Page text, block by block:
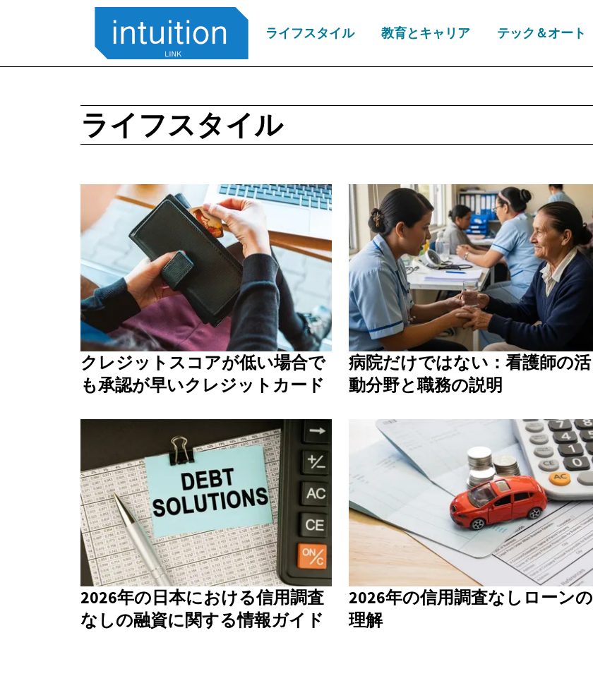
ライフスタイル 教育とキャリア テック＆オート
ライフスタイル
クレジットスコアが低い場合で
も承認が早いクレジットカード
病院だけではない：看護師の活
動分野と職務の説明
2026年の日本における信用調査
なしの融資に関する情報ガイド
2026年の信用調査なしローンの
理解